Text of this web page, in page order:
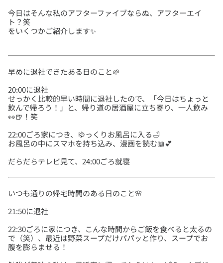
今日はそんな私のアフターファイブならぬ、アフターエイ
ト？笑
20:00に退社
せっかく比較的早い時間に退社したので、「今日はちょっと
飲んで帰ろう！」と、帰り道の居酒屋に立ち寄り、一人飲み
22:00ごろ家につき、ゆっくりお風呂に入る🛁
22:30ごろに家につき、こんな時間からご飯を食べると太るの
で（笑）、最近は野菜スープだけパパッと作り、スープでお